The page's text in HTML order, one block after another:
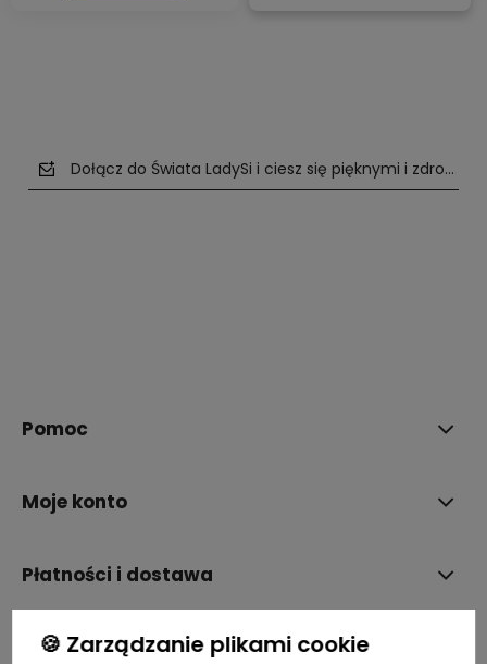
Dołącz do Świata LadySi i ciesz się pięknymi i
Pomoc
Moje konto
Płatności i dostawa
Informacje
🍪 Zarządzanie plikami cookie